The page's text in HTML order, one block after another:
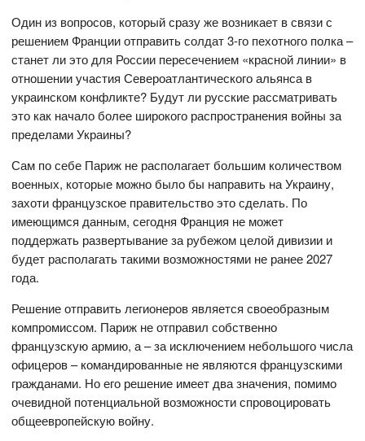
Один из вопросов, который сразу же возникает в связи с
решением Франции отправить солдат 3-го пехотного полка –
станет ли это для России пересечением «красной линии» в
отношении участия Североатлантического альянса в
украинском конфликте? Будут ли русские рассматривать
это как начало более широкого распространения войны за
пределами Украины?
Сам по себе Париж не располагает большим количеством
военных, которые можно было бы направить на Украину,
захоти французское правительство это сделать. По
имеющимся данным, сегодня Франция не может
поддержать развертывание за рубежом целой дивизии и
будет располагать такими возможностями не ранее 2027
года.
Решение отправить легионеров является своеобразным
компромиссом. Париж не отправил собственно
французскую армию, а – за исключением небольшого числа
офицеров – командированные не являются французскими
гражданами. Но его решение имеет два значения, помимо
очевидной потенциальной возможности спровоцировать
общеевропейскую войну.